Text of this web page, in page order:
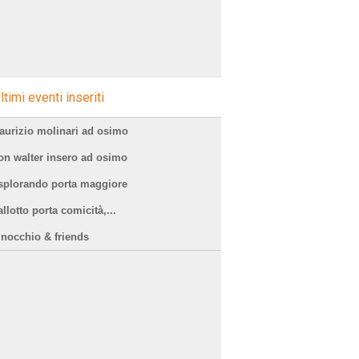
eventi inseriti
molinari ad osimo
walter insero ad osimo
porta maggiore
porta comicità,...
& friends